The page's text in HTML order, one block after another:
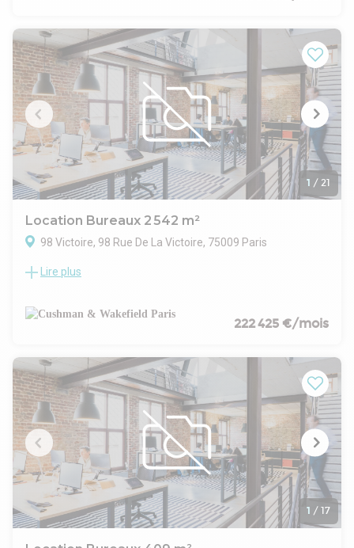
extérieurs, incluant terrasses et rooftop avec vue
panoramique à 360°, ainsi que 285 m² d'espaces plantés
pour un cadre de travail inspirant.
Les prestations incluent un Business Center, un espace de
coworking, une zone de restauration et un espace
wellness/sport, complétés par un auditorium de 117 places.
L'immeuble, conforme aux normes environnementales et
bien-être, est climatisé et utilise la géothermie, répondant au
Décret tertiaire 2040. Certifié BREEAM Niveau EXCELLENT,
WELL niveau GOLD et Wiredscore niveau GOLD, cet espace
est une adresse de choix pour les entreprises visionnaires.
1 / 21
Location Bureaux 2 542 m²
98 Victoire, 98 Rue De La Victoire, 75009 Paris
Le 98 Victoire allie l'élégance de son architecture à la qualité
végétalisé, espaces de convivialité, plateaux de bureaux
généreux et modulables, jardins et toitures terrasses comme
Le projet de restructuration et d'extension
du 98 Victoire s'inscrit dans une démarche
raisonnée de conservation, de valorisation et de réversibilité
du bâti et de ses usages.
L'intervention se fait majoritairement dans
l'existant, et la complète d'une extension pour y intégrer un
programme de bureaux qui offre des espaces de convivialité
et des espaces extérieurs qualitatifs.
Cet immeuble de bureaux se situe à proximité immédiate
des transports en communs :
4 minutes à pieds des Métros 3 et 9.
5 minutes à pieds de la Gare Saint Lazare .
Lire plus
222 425 €/mois
1 / 17